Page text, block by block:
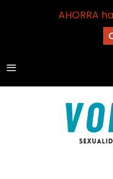
AHORRA